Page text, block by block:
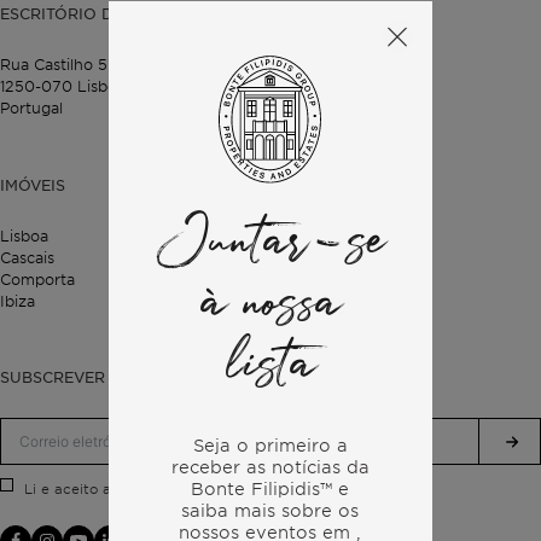
ESCRITÓRIO DE LISBOA
Rua Castilho 57,
1250-070 Lisboa,
Portugal
IMÓVEIS
Lisboa
Cascais
Comporta
Ibiza
SUBSCREVER A NOSSA NEWSLETTER
Li e aceito a Política de Privacidade.
Juntar-se
à nossa
lista
Seja o primeiro a
receber as notícias da
Bonte Filipidis™ e
saiba mais sobre os
nossos eventos em